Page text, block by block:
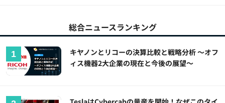
総合ニュースランキング
キヤノンとリコーの決算比較と戦略分析 ～オフ
ィス機器2大企業の現在と今後の展望～